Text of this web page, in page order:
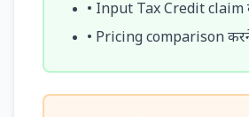
• Input Tax Credit
• Pricing comparison